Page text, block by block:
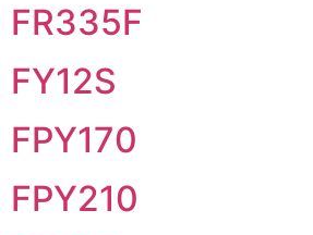
FR335F
FY12S
FPY170
FPY210